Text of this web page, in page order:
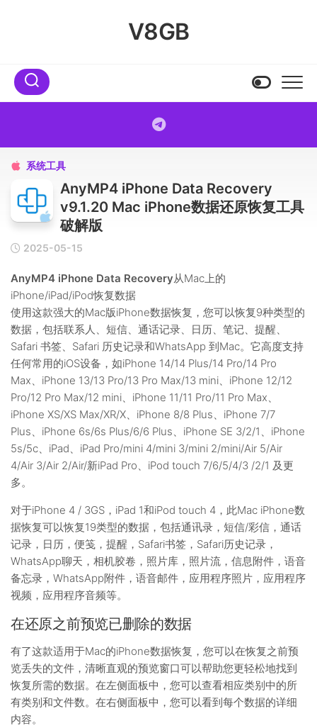
V8GB
 系统工具
AnyMP4 iPhone Data Recovery
v9.1.20 Mac iPhone数据还原恢复工具
破解版
2025-05-15
AnyMP4 iPhone Data Recovery从Mac上的
iPhone/iPad/iPod恢复数据
使用这款强大的Mac版iPhone数据恢复，您可以恢复9种类型的
数据，包括联系人、短信、通话记录、日历、笔记、提醒、
Safari 书签、Safari 历史记录和WhatsApp 到Mac。它高度支持
任何常用的iOS设备，如iPhone 14/14 Plus/14 Pro/14 Pro
Max、iPhone 13/13 Pro/13 Pro Max/13 mini、iPhone 12/12
Pro/12 Pro Max/12 mini、iPhone 11/11 Pro/11 Pro Max、
iPhone XS/XS Max/XR/X、iPhone 8/8 Plus、iPhone 7/7
Plus、iPhone 6s/6s Plus/6/6 Plus、iPhone SE 3/2/1、iPhone
5s/5c、iPad、iPad Pro/mini 4/mini 3/mini 2/mini/Air 5/Air
4/Air 3/Air 2/Air/新iPad Pro、iPod touch 7/6/5/4/3 /2/1 及更
多。
对于iPhone 4 / 3GS，iPad 1和iPod touch 4，此Mac iPhone数
据恢复可以恢复19类型的数据，包括通讯录，短信/彩信，通话
记录，日历，便笺，提醒，Safari书签，Safari历史记录，
WhatsApp聊天，相机胶卷，照片库，照片流，信息附件，语音
备忘录，WhatsApp附件，语音邮件，应用程序照片，应用程序
视频，应用程序音频等。
在还原之前预览已删除的数据
有了这款适用于Mac的iPhone数据恢复，您可以在恢复之前预
览丢失的文件，清晰直观的预览窗口可以帮助您更轻松地找到
恢复所需的数据。在左侧面板中，您可以查看相应类别中的所
有类别和文件数。在右侧面板中，您可以看到每个数据的详细
内容。